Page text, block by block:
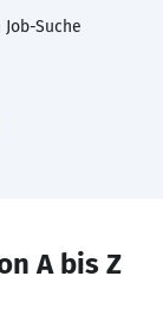
Suche
A bis Z